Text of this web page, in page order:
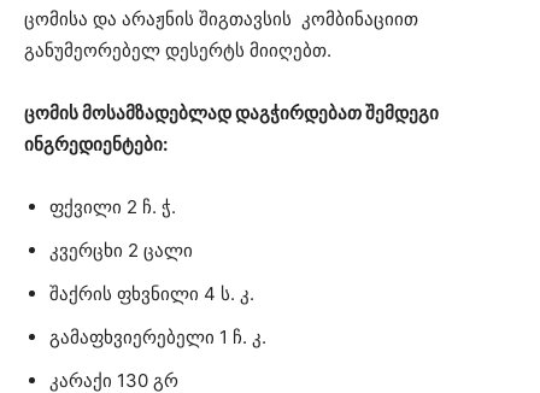
ცომისა და არაჟნის შიგთავსის კომბინაციით
განუმეორებელ დესერტს მიიღებთ.
ცომის მოსამზადებლად დაგჭირდებათ შემდეგი
ინგრედიენტები:
ფქვილი 2 ჩ. ჭ.
კვერცხი 2 ცალი
შაქრის ფხვნილი 4 ს. კ.
გამაფხვიერებელი 1 ჩ. კ.
კარაქი 130 გრ